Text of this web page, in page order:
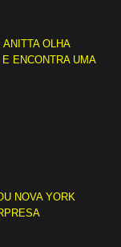
OLHA
ENCONTRA UMA
NOVA YORK